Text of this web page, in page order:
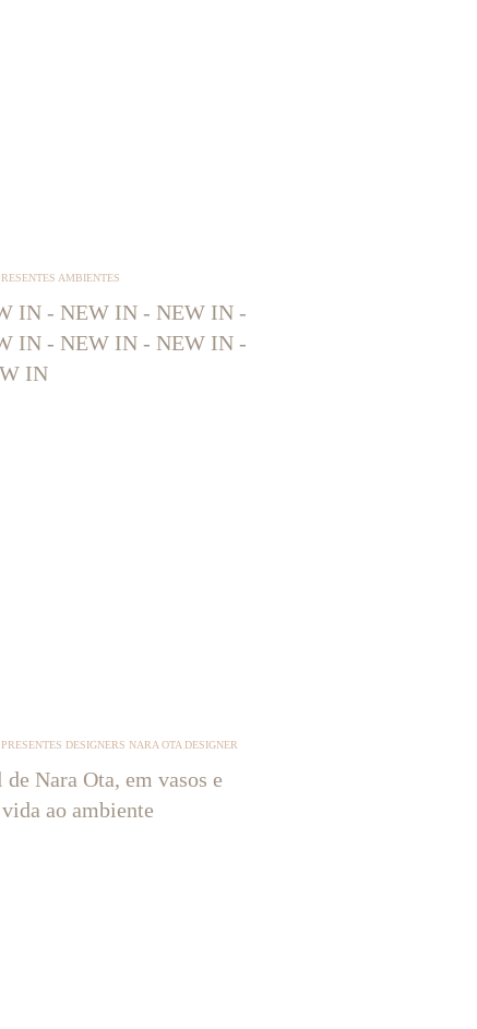
AMBIENTES
IN - NEW IN - NEW IN -
IN - NEW IN - NEW IN -
IN
DESIGNERS NARA OTA DESIGNER
Nara Ota, em vasos e
ao ambiente